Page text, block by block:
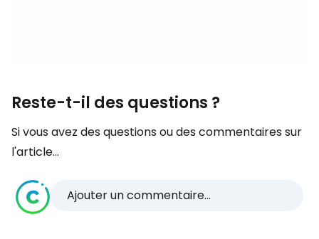
Reste-t-il des questions ?
Si vous avez des questions ou des commentaires sur
l'article...
Ajouter un commentaire...